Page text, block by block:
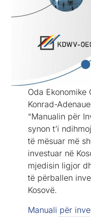
Oda Ekonomike
Konrad-
“Manualin për
synon t’i
të mësuar më
investuar në
mjedisin ligjor
të përballen
Kosovë.
Manuali për